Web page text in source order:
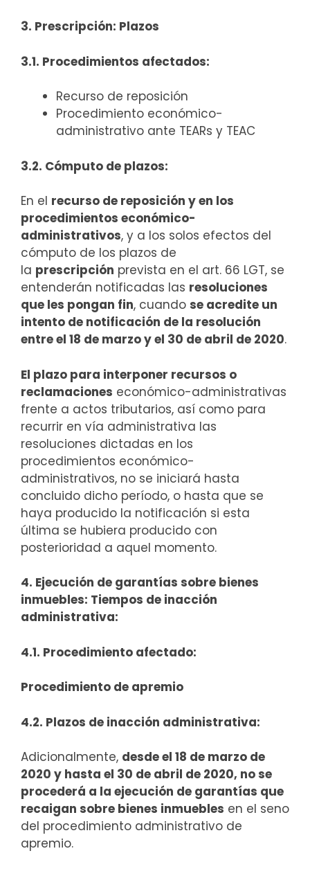
3. Prescripción: Plazos
3.1. Procedimientos afectados:
Recurso de reposición
Procedimiento económico-
administrativo ante TEARs y TEAC
3.2. Cómputo de plazos:
En el recurso de reposición y en los
procedimientos económico-
administrativos, y a los solos efectos del
cómputo de los plazos de
la prescripción prevista en el art. 66 LGT, se
entenderán notificadas las resoluciones
que les pongan fin, cuando se acredite un
intento de notificación de la resolución
entre el 18 de marzo y el 30 de abril de 2020.
El plazo para interponer recursos o
reclamaciones económico-administrativas
frente a actos tributarios, así como para
recurrir en vía administrativa las
resoluciones dictadas en los
procedimientos económico-
administrativos, no se iniciará hasta
concluido dicho período, o hasta que se
haya producido la notificación si esta
última se hubiera producido con
posterioridad a aquel momento.
4. Ejecución de garantías sobre bienes
inmuebles: Tiempos de inacción
administrativa:
4.1. Procedimiento afectado:
Procedimiento de apremio
4.2. Plazos de inacción administrativa:
Adicionalmente, desde el 18 de marzo de
2020 y hasta el 30 de abril de 2020, no se
procederá a la ejecución de garantías que
recaigan sobre bienes inmuebles en el seno
del procedimiento administrativo de
apremio.